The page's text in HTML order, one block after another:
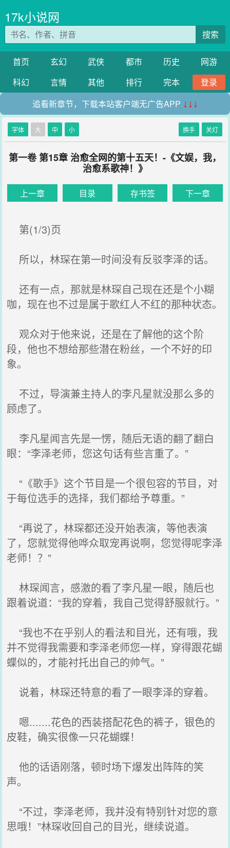
17k小说网
搜索
首页 玄幻 武侠 都市 历史
网游
科幻
言情 其他 排行 完本
登录
追看新章节，下载本站客户端无广告APP ↓↓↓
字体 大 中 小 换手 关灯
第一卷 第15章 治愈全网的第十五天！-《文娱，我，
治愈系歌神！》
上一章 目录 存书签 下一章
第(1/3)页
所以，林琛在第一时间没有反驳李泽的话。
还有一点，那就是林琛自己现在还是个小糊
咖，现在也不过是属于歌红人不红的那种状态。
观众对于他来说，还是在了解他的这个阶
段，他也不想给那些潜在粉丝，一个不好的印
象。
不过，导演兼主持人的李凡星就没那么多的
顾虑了。
李凡星闻言先是一愣，随后无语的翻了翻白
眼：“李泽老师，您这句话有些言重了。”
“《歌手》这个节目是一个很包容的节目，对
于每位选手的选择，我们都给予尊重。”
“再说了，林琛都还没开始表演，等他表演
了，您就觉得他哗众取宠再说啊，您觉得呢李泽
老师！？”
林琛闻言，感激的看了李凡星一眼，随后也
跟着说道：“我的穿着，我自己觉得舒服就行。”
“我也不在乎别人的看法和目光，还有哦，我
并不觉得我需要和李泽老师您一样，穿得跟花蝴
蝶似的，才能衬托出自己的帅气。”
说着，林琛还特意的看了一眼李泽的穿着。
嗯.......花色的西装搭配花色的裤子，银色的
皮鞋，确实很像一只花蝴蝶！
他的话语刚落，顿时场下爆发出阵阵的笑
声。
“不过，李泽老师，我并没有特别针对您的意
思哦！”林琛收回自己的目光，继续说道。